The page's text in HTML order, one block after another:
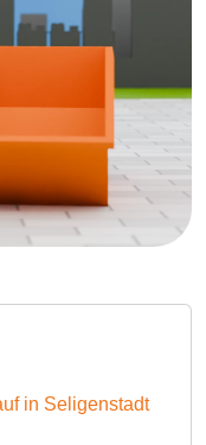
in Seligenstadt